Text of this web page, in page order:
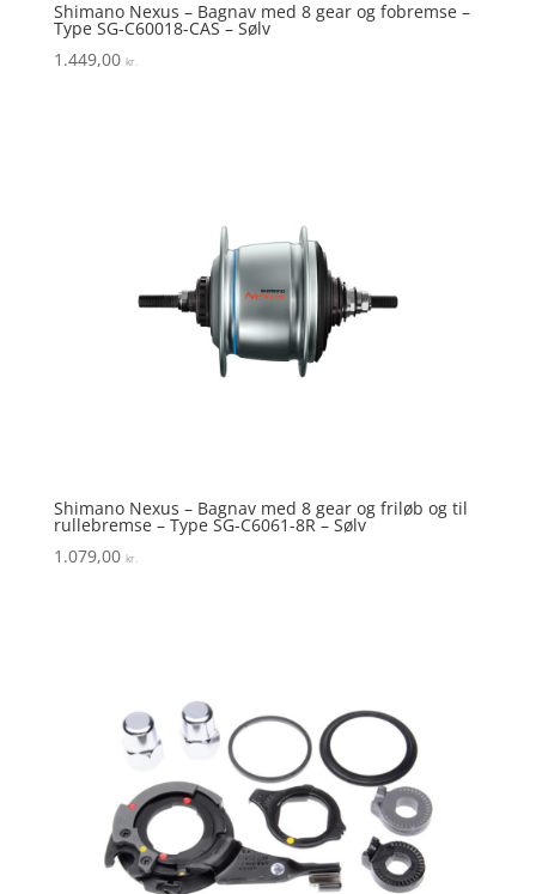
Shimano Nexus – Bagnav med 8 gear og fobremse –
Type SG-C60018-CAS – Sølv
1.449,00 kr.
Shimano Nexus – Bagnav med 8 gear og friløb og til
rullebremse – Type SG-C6061-8R – Sølv
1.079,00 kr.